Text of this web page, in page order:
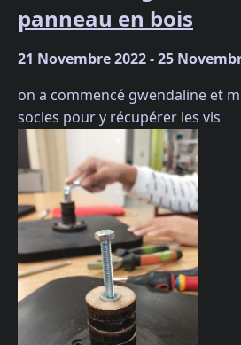
panneau en bois
21 Novembre 2022 - 25
on a commencé gwendaline et
socles pour y récupérer les vis